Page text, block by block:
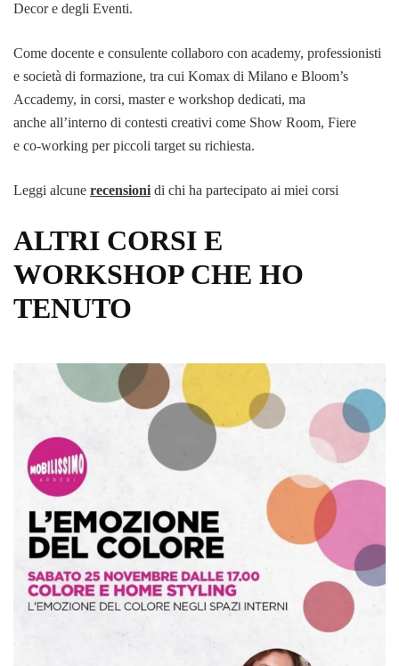
Decor e degli Eventi.
Come docente e consulente collaboro con academy, professionisti
e società di formazione, tra cui Komax di Milano e Bloom’s
Accademy, in corsi, master e workshop dedicati, ma
anche all’interno di contesti creativi come Show Room, Fiere
e co-working per piccoli target su richiesta.
Leggi alcune recensioni di chi ha partecipato ai miei corsi
ALTRI CORSI E
WORKSHOP CHE HO
TENUTO